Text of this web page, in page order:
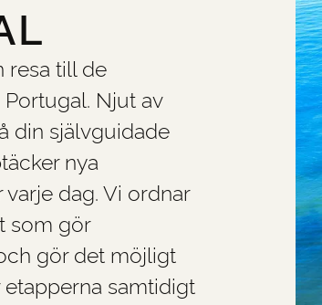
resa till de
Njut av
din självguidade
nya
dag. Vi ordnar
som gör
gör det möjligt
samtidigt